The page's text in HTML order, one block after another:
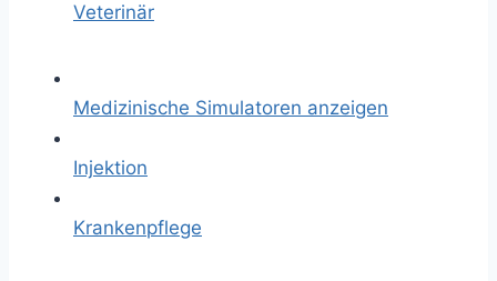
Veterinär
Medizinische Simulatoren anzeigen
Injektion
Krankenpflege